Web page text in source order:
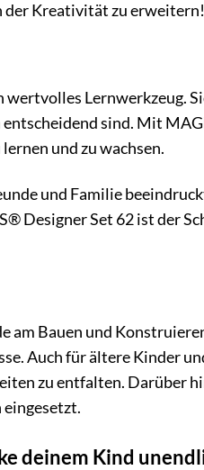
der Kreativität zu erweitern!
Lernwerkzeug.
sind. Mit
und zu wachsen.
und Familie
Designer Set 62 ist der
am Bauen und
Auch für ältere Kinder
zu entfalten. Darüber
eingesetzt.
deinem Kind